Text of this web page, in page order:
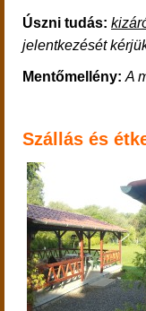
Úszni tudás:
jelentkezését
Mentőmellény: A
Szállás és